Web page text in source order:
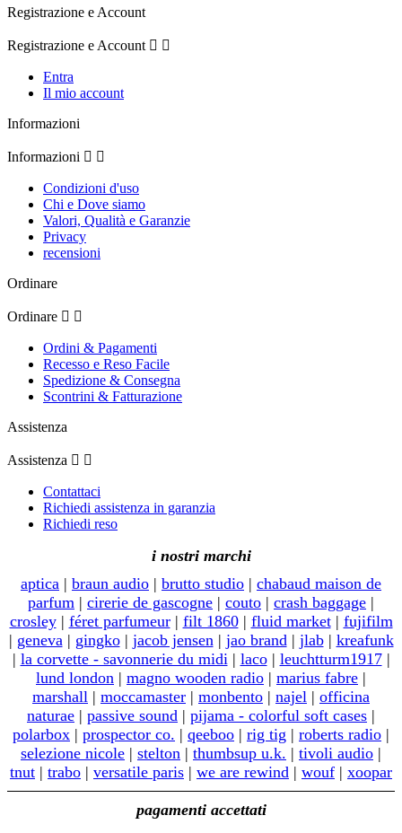
Registrazione e Account
Registrazione e Account  
Entra
Il mio account
Informazioni
Informazioni  
Condizioni d'uso
Chi e Dove siamo
Valori, Qualità e Garanzie
Privacy
recensioni
Ordinare
Ordinare  
Ordini & Pagamenti
Recesso e Reso Facile
Spedizione & Consegna
Scontrini & Fatturazione
Assistenza
Assistenza  
Contattaci
Richiedi assistenza in garanzia
Richiedi reso
i nostri marchi
aptica | braun audio | brutto studio | chabaud maison de
parfum | cirerie de gascogne | couto | crash baggage |
crosley| féret parfumeur| filt 1860| fluid market| fujifilm
| geneva | gingko| jacob jensen | jao brand | jlab| kreafunk
| la corvette - savonnerie du midi | laco| leuchtturm1917|
lund london | magno wooden radio | marius fabre |
marshall | moccamaster | monbento | najel | officina
naturae | passive sound | pijama - colorful soft cases |
polarbox | prospector co. | qeeboo | rig tig | roberts radio |
selezione nicole | stelton | thumbsup u.k. | tivoli audio |
tnut | trabo | versatile paris | we are rewind | wouf | xoopar
pagamenti accettati